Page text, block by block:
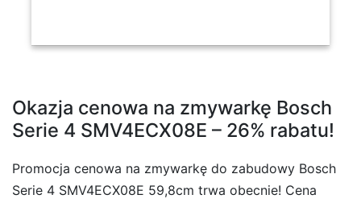
Okazja cenowa na zmywarkę Bosch
Serie 4 SMV4ECX08E – 26% rabatu!
Promocja cenowa na zmywarkę do zabudowy Bosch
Serie 4 SMV4ECX08E 59,8cm trwa obecnie! Cena